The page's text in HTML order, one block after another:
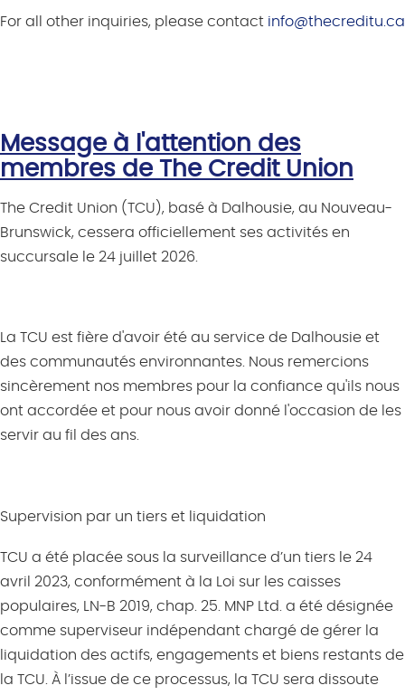
For all other inquiries, please contact info@thecreditu.ca
Message à l'attention des
membres de The Credit Union
The Credit Union (TCU), basé à Dalhousie, au Nouveau-
Brunswick, cessera officiellement ses activités en
succursale le 24 juillet 2026.
La TCU est fière d'avoir été au service de Dalhousie et
des communautés environnantes. Nous remercions
sincèrement nos membres pour la confiance qu'ils nous
ont accordée et pour nous avoir donné l'occasion de les
servir au fil des ans.
Supervision par un tiers et liquidation
TCU a été placée sous la surveillance d’un tiers le 24
avril 2023, conformément à la Loi sur les caisses
populaires, LN-B 2019, chap. 25. MNP Ltd. a été désignée
comme superviseur indépendant chargé de gérer la
liquidation des actifs, engagements et biens restants de
la TCU. À l’issue de ce processus, la TCU sera dissoute